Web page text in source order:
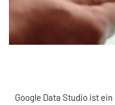
Google Data Studio ist